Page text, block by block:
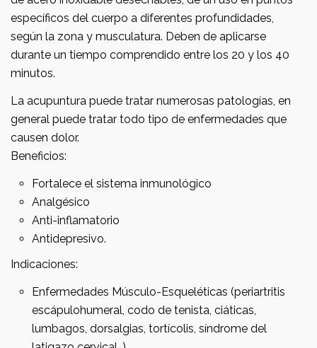
específicos del cuerpo a diferentes profundidades,
según la zona y musculatura. Deben de aplicarse
durante un tiempo comprendido entre los 20 y los 40
minutos.
La acupuntura puede tratar numerosas patologías, en
general puede tratar todo tipo de enfermedades que
causen dolor.
Beneficios:
Fortalece el sistema inmunológico
Analgésico
Anti-inflamatorio
Antidepresivo.
Indicaciones:
Enfermedades Músculo-Esqueléticas (periartritis
escápulohumeral, codo de tenista, ciáticas,
lumbagos, dorsalgias, tortícolis, síndrome del